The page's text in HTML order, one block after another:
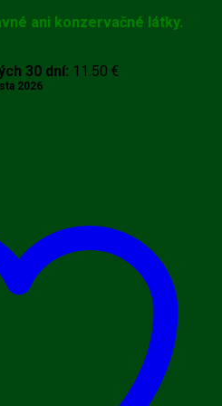
ani konzervačné látky.
30 dní: 11.50 €
2026